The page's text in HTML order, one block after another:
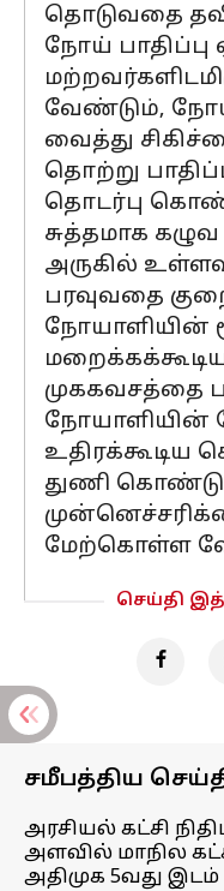
தொடுவதை
நோய்
வேண்டும்,
வைத்து
தொற்று
தொடர்பு
சுத்தமாக
அருகில்
பரவுவதை
நோயாளியின்
முககவசத்தை
நோயாளியின்
துணி கொண்டு
மேற்கொள்ள
செய்தி
சமீபத்திய
அரசியல் கட்சி
அளவில் மாநில
அதிமுக 5வது இடம்